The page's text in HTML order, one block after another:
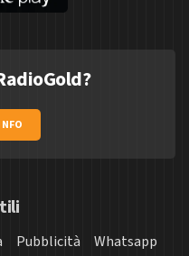
Pubblicità
Whatsapp